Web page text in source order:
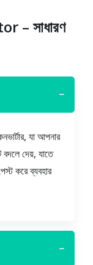
– সাধারণ
−
যা আপনার
বদলে দেয়, যাতে
করে ব্যবহার
−